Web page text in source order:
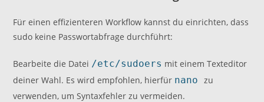
Für einen effizienteren Workflow kannst du einrichten, dass
sudo keine Passwortabfrage durchführt:
Bearbeite die Datei /etc/sudoers mit einem Texteditor
deiner Wahl. Es wird empfohlen, hierfür nanozu
verwenden, um Syntaxfehler zu vermeiden.